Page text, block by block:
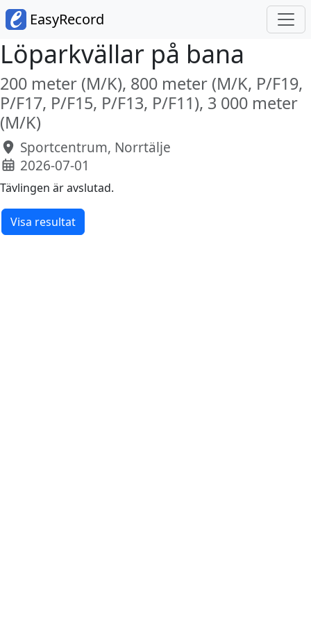
EasyRecord
Löparkvällar på bana
200 meter (M/K), 800 meter (M/K, P/F19,
P/F17, P/F15, P/F13, P/F11), 3 000 meter
(M/K)
Sportcentrum, Norrtälje
2026-07-01
Tävlingen är avslutad.
Visa resultat